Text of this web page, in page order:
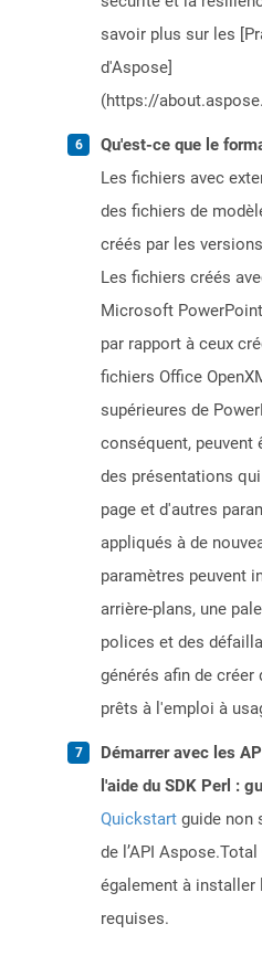
savoir plus sur les
d'Aspose]
(https://
Qu'est-ce que le
Les fichiers avec
des fichiers de
créés par les
Les fichiers créés
Microsoft
par rapport à ceux
fichiers Office
supérieures de
conséquent, peuvent
des présentations
page et d'autres
appliqués à de
paramètres peuvent
arrière-plans, une
polices et des
générés afin de
prêts à l'emploi à
Démarrer avec les
l'aide du SDK Perl :
Quickstart guide non
de l’API
également à installer
requises.